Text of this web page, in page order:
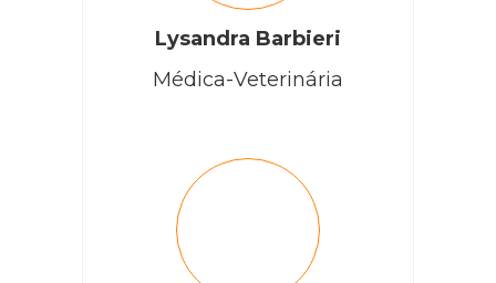
Lysandra Barbieri
Médica-Veterinária